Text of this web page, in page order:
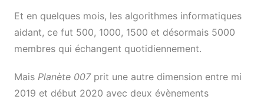
Et en quelques mois, les algorithmes informatiques
aidant, ce fut 500, 1000, 1500 et désormais 5000
membres qui échangent quotidiennement.
Mais Planète 007prit une autre dimension entre mi
2019 et début 2020 avec deux évènements